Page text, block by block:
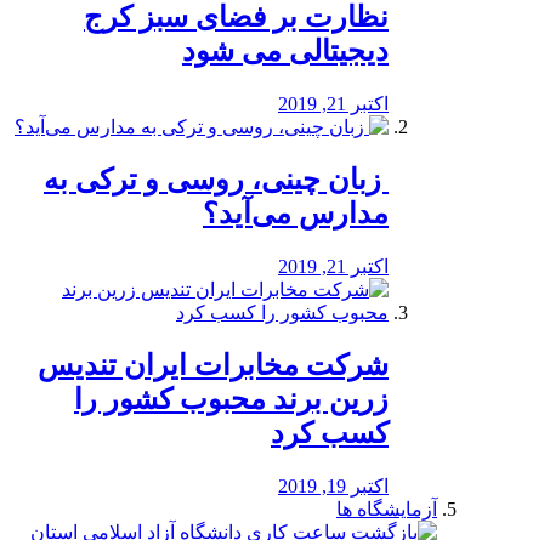
نظارت بر فضای سبز کرج
دیجیتالی می شود
اکتبر 21, 2019
️ زبان چینی، روسی و ترکی به
مدارس می‌آید؟
اکتبر 21, 2019
شرکت مخابرات ایران تندیس
زرین برند محبوب کشور را
کسب کرد
اکتبر 19, 2019
آزمایشگاه ها